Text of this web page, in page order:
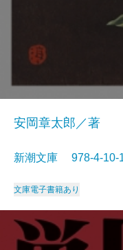
安岡章太郎／著
新潮文庫 978-4-
文庫電子書籍あり